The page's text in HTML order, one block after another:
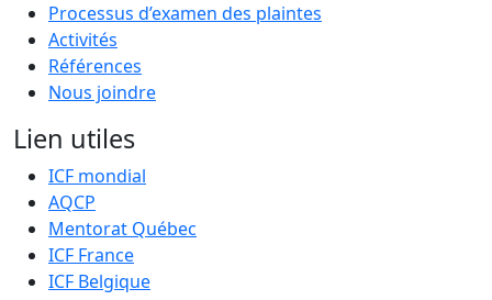
Processus d’examen des plaintes
Activités
Références
Nous joindre
Lien utiles
ICF mondial
AQCP
Mentorat Québec
ICF France
ICF Belgique